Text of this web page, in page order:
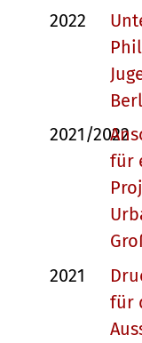
2022
2021/2022
für
2021
für